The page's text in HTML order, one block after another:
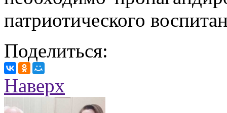
патриотического
Поделиться:
Наверх